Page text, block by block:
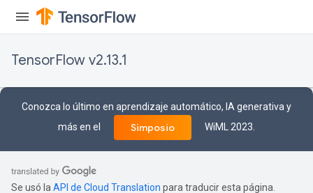
TensorFlow v2.13.1
Conozca lo último en aprendizaje automático, IA generativa y
más en el
Simposio WiML 2023.
Se usó la API de Cloud Translation para traducir esta página.